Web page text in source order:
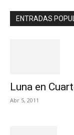
ENTRADAS
Luna en
Abr 5, 2011